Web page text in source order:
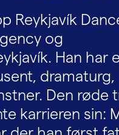
og
Han har
dramaturg,
Den røde
karrieren sin: